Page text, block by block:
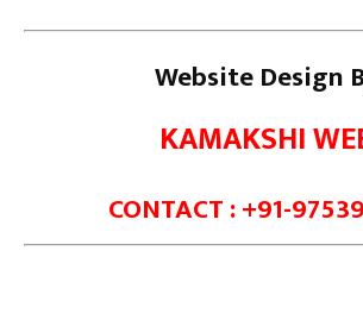
Website Design
KAMAKSHI
CONTACT : +91-